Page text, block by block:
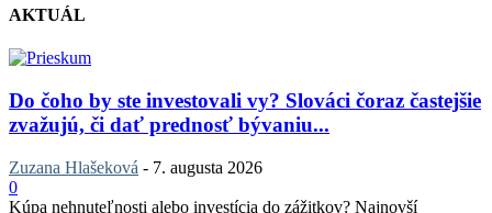
AKTUÁL
Do čoho by ste investovali vy? Slováci čoraz častejšie
zvažujú, či dať prednosť bývaniu...
Zuzana Hlašeková - 7. augusta 2026
0
Kúpa nehnuteľnosti alebo investícia do zážitkov? Najnovší